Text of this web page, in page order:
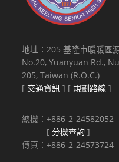
地址：205 基隆市暖暖區
No.20, Yuanyuan Rd.,
205, Taiwan (R.O.C.)
[ 交通資訊 ] [規劃路線 ]
總機：+886-2-24582052
[分機查詢 ]
傳真：+886-2-24573724